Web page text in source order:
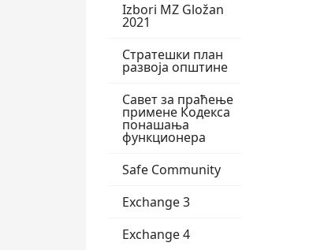
Izbori MZ Gložan
2021
Стратешки план
развоја општине
Савет за праћење
примене Кодекса
понашања
функционера
Safe Community
Exchange 3
Exchange 4